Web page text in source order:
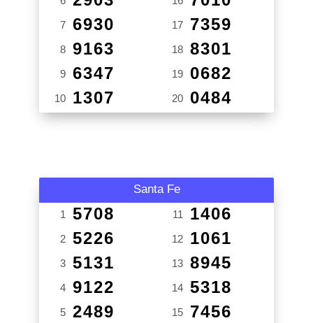
7 6930
8 9163
9 6347
10 1307
17 7359
18 8301
19 0682
20 0484
Santa Fe
1 5708
2 5226
3 5131
4 9122
5 2489
11 1406
12 1061
13 8945
14 5318
15 7456